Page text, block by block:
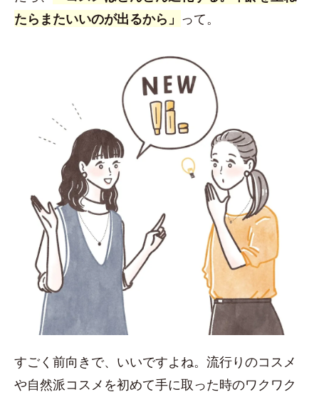
たらまたいいのが出るから」 って。
すごく前向きで、いいですよね。流行りのコスメ
や自然派コスメを初めて手に取った時のワクワク